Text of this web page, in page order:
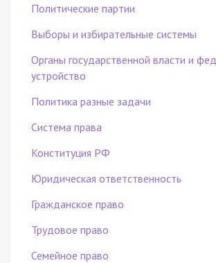
Политические партии
Выборы и избирательные системы
Органы государственной власти и
устройство
Политика разные задачи
Система права
Конституция РФ
Юридическая ответственность
Гражданское право
Трудовое право
Семейное право